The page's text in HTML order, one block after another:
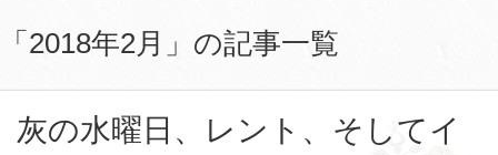
「2018年2月」の記事一覧
灰の水曜日、レント、そしてイ